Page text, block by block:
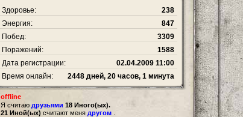
Здоровье:
238
Энергия:
847
Побед:
3309
Поражений:
1588
Дата регистрации:
02.04.2009 11:00
Время онлайн:
2448 дней, 20 часов, 1 минута
offline
Я считаю друзьями 18 Иного(ых).
21 Иной(ых) считают меня другом